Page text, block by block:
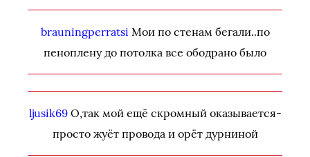
brauningperratsi Мои по стенам бегали..по
пеноплену до потолка все ободрано было
ljusik69О,так мой ещё скромный оказывается-
просто жуёт провода и орёт дурниной